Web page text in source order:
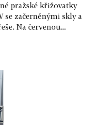
pražské křižovatky
začerněnými skly a
Na červenou...